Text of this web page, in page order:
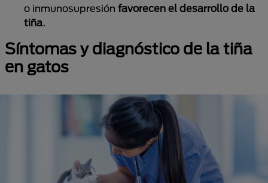
o inmunosupresión favorecen el desarrollo de la
tiña.
Síntomas y diagnóstico de la tiña
en gatos